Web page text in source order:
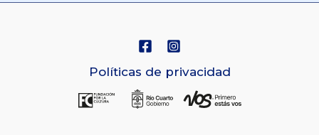
Políticas de privacidad